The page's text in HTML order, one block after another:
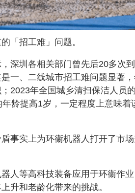
「招工难」问题。
深圳各相关部门曾先后20多次
一、二线城市招工难问题显著
2023年全国城乡清扫保洁人员
龄提高1岁，一定程度上意味着
事实上为环衞机器人打开了市
人等高科技装备应用于环衞作
升和老龄化带来的挑战。